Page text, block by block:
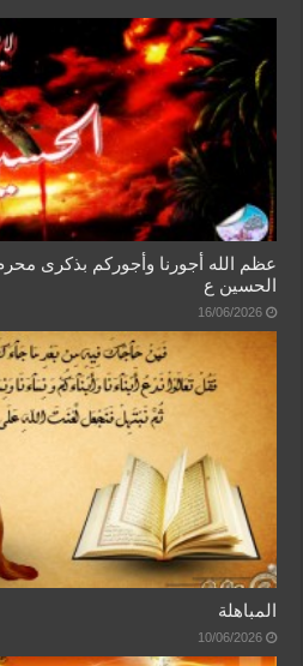
عظم الله أجورنا وأجوركم بذكرى
الحسين ع
16/06/2026
المباهلة
10/06/2026